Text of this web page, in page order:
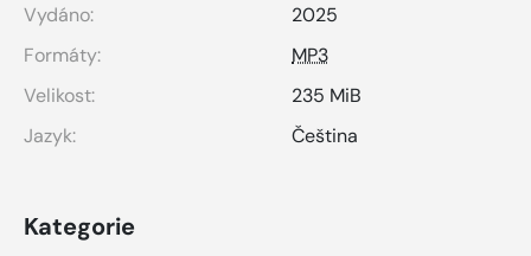
Vydáno:
2025
Formáty:
MP3
Velikost:
235 MiB
Jazyk:
Čeština
Kategorie